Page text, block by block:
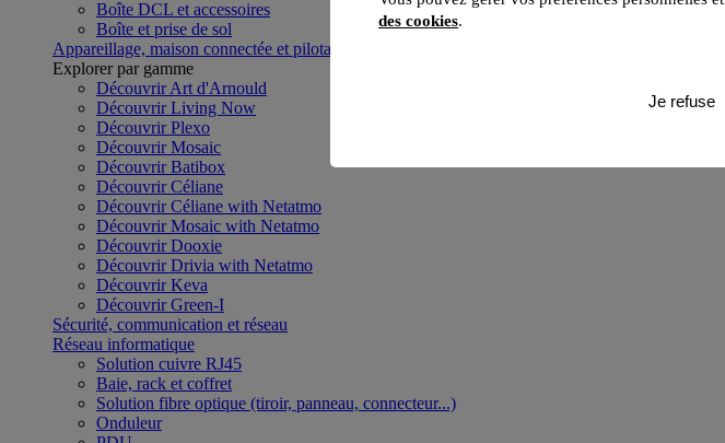
Boîte DCL et accessoires
Boîte et prise de sol
Appareillage, maison connectée et pilotage du bâtiment
Explorer par gamme
Découvrir Art d'Arnould
Découvrir Living Now
Découvrir Plexo
Découvrir Mosaic
Découvrir Batibox
Découvrir Céliane
Découvrir Céliane with Netatmo
Découvrir Mosaic with Netatmo
Découvrir Dooxie
Découvrir Drivia with Netatmo
Découvrir Keva
Découvrir Green-I
Sécurité, communication et réseau
Réseau informatique
Solution cuivre RJ45
Baie, rack et coffret
Solution fibre optique (tiroir, panneau, connecteur...)
Onduleur
des cookies.
Je refuse